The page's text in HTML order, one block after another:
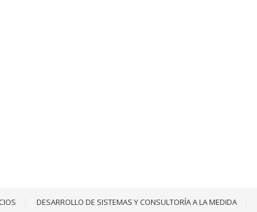
DESARROLLO DE SISTEMAS Y CONSULTORÍA A LA MEDIDA